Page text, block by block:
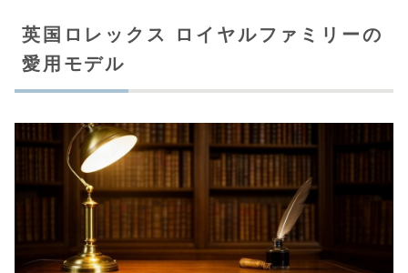
英国ロレックス ロイヤルファミリーの
愛用モデル